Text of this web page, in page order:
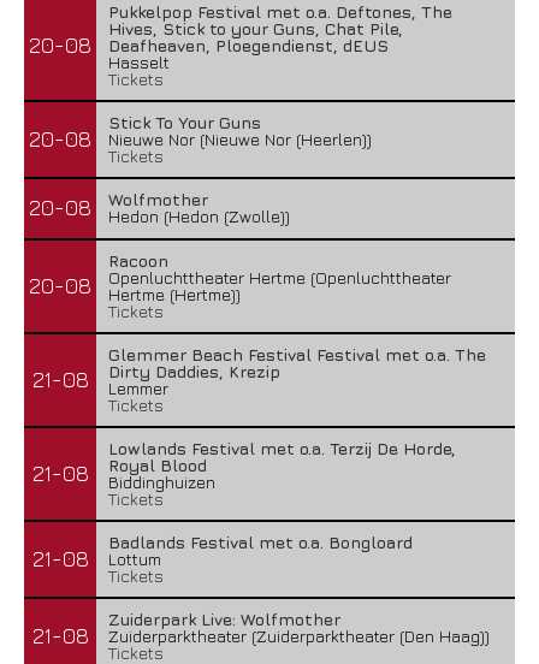
20-08
Pukkelpop Festival met o.a. Deftones, The
Hives, Stick to your Guns, Chat Pile,
Deafheaven, Ploegendienst, dEUS
Hasselt
Tickets
20-08
Stick To Your Guns
Nieuwe Nor (Nieuwe Nor (Heerlen))
Tickets
20-08
Wolfmother
Hedon (Hedon (Zwolle))
20-08
Racoon
Openluchttheater Hertme (Openluchttheater
Hertme (Hertme))
Tickets
21-08
Glemmer Beach Festival Festival met o.a. The
Dirty Daddies, Krezip
Lemmer
Tickets
21-08
Lowlands Festival met o.a. Terzij De Horde,
Royal Blood
Biddinghuizen
Tickets
21-08
Badlands Festival met o.a. Bongloard
Lottum
Tickets
21-08
Zuiderpark Live: Wolfmother
Zuiderparktheater (Zuiderparktheater (Den Haag))
Tickets